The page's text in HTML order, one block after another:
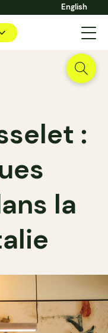
English
:
la